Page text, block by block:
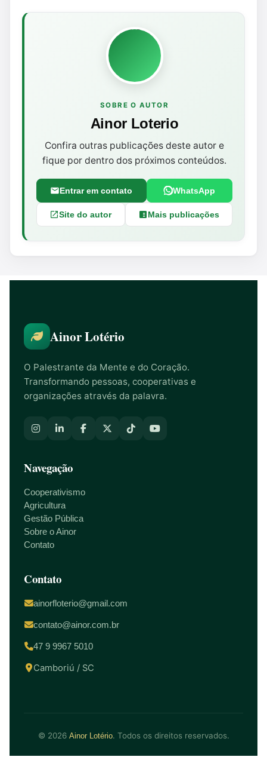
SOBRE O AUTOR
Ainor Loterio
Confira outras publicações deste autor e
fique por dentro dos próximos conteúdos.
Entrar em contato WhatsApp
Site do autor Mais publicações
Ainor Lotério
O Palestrante da Mente e do Coração.
Transformando pessoas, cooperativas e
organizações através da palavra.
Navegação
Cooperativismo
Agricultura
Gestão Pública
Sobre o Ainor
Contato
Contato
ainorfloterio@gmail.com
contato@ainor.com.br
47 9 9967 5010
Camboriú / SC
© 2026 Ainor Lotério. Todos os direitos reservados.